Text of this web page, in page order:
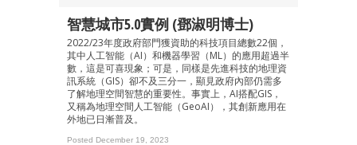
智慧城市5.0實例 (鄧淑明博士)
2022/23年度政府部門獲資助的科技項目總數22個，
其中人工智能（AI）和機器學習（ML）的應用超過半
數，這是可喜現象；可是，同樣是先進科技的地理資
訊系統（GIS）卻不及三分一，顯見政府內部仍需多
了解地理空間智慧的重要性。事實上，AI搭配GIS，
又稱為地理空間人工智能（GeoAI），其創新應用在
外地已日漸普及。
Posted December 19, 2023